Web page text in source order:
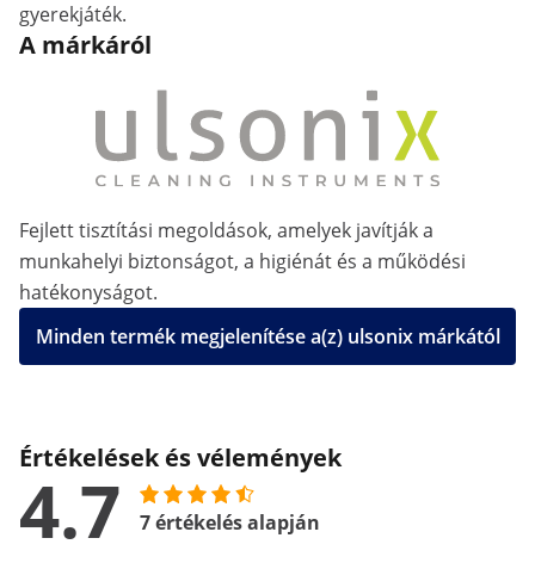
gyerekjáték.
A márkáról
Fejlett tisztítási megoldások, amelyek javítják a
munkahelyi biztonságot, a higiénát és a működési
hatékonyságot.
Minden termék megjelenítése a(z) ulsonix márkától
Értékelések és vélemények
4.7 7 értékelés alapján